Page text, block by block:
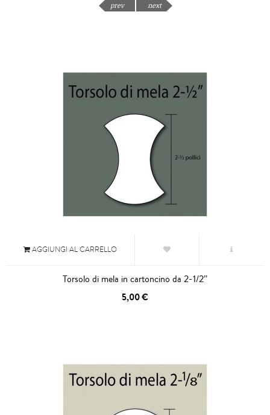
prev next
AGGIUNGI AL CARRELLO
Torsolo di mela in cartoncino da 2-1/2”
5,00 €